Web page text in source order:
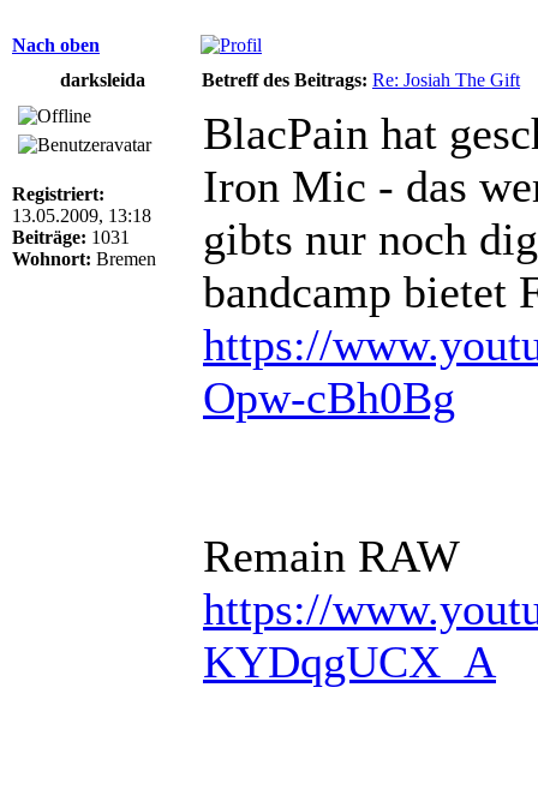
Nach oben
darksleida
Betreff des Beitrags: Re: Josiah The Gift
Registriert:
13.05.2009, 13:18
Beiträge: 1031
Wohnort: Bremen
BlacPain hat
Iron Mic - das
gibts nur noch
bandcamp bietet
https://
Opw-cBh0Bg
Remain RAW
https://
KYDqgUCX_A